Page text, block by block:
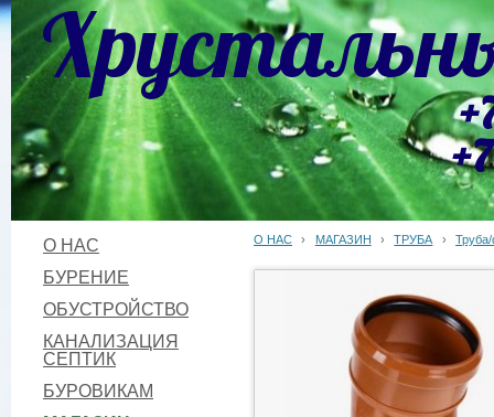
О НАС
БУРЕНИЕ
ОБУСТРОЙСТВО
КАНАЛИЗАЦИЯ
СЕПТИК
БУРОВИКАМ
О НАС › МАГАЗИН › ТРУБА ›